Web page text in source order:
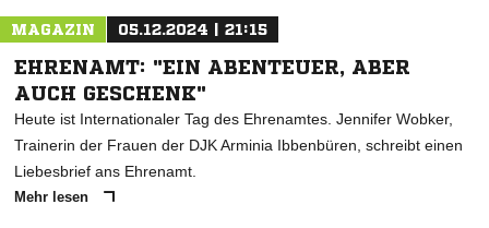
MAGAZIN 05.12.2024 | 21:15
EHRENAMT: "EIN ABENTEUER, ABER
AUCH GESCHENK"
Heute ist Internationaler Tag des Ehrenamtes. Jennifer Wobker,
Trainerin der Frauen der DJK Arminia Ibbenbüren, schreibt einen
Liebesbrief ans Ehrenamt.
Mehr lesen